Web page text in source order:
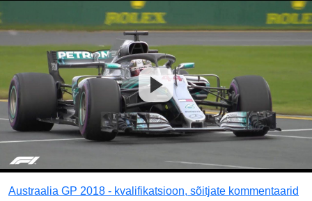
Austraalia GP 2018 - kvalifikatsioon, sõitjate kommentaarid